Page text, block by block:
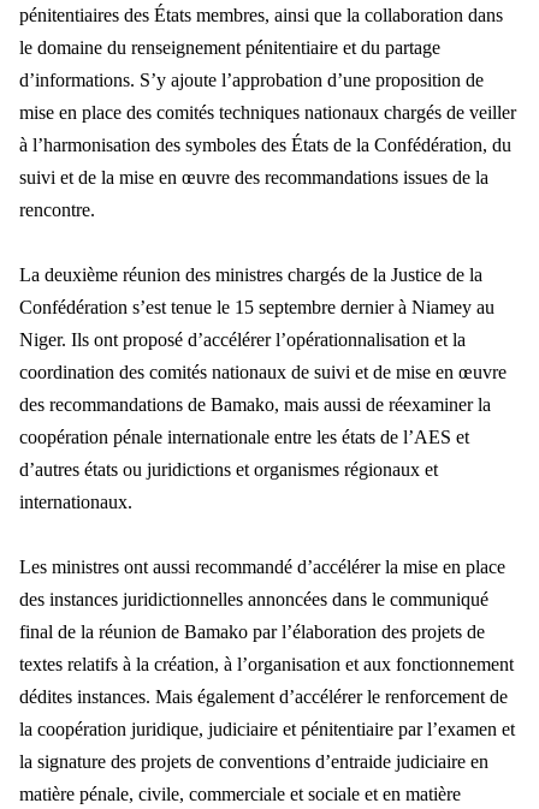
pénitentiaires des États membres, ainsi que la collaboration dans
le domaine du renseignement pénitentiaire et du partage
d’informations. S’y ajoute l’approbation d’une proposition de
mise en place des comités techniques nationaux chargés de veiller
à l’harmonisation des symboles des États de la Confédération, du
suivi et de la mise en œuvre des recommandations issues de la
rencontre.
La deuxième réunion des ministres chargés de la Justice de la
Confédération s’est tenue le 15 septembre dernier à Niamey au
Niger. Ils ont proposé d’accélérer l’opérationnalisation et la
coordination des comités nationaux de suivi et de mise en œuvre
des recommandations de Bamako, mais aussi de réexaminer la
coopération pénale internationale entre les états de l’AES et
d’autres états ou juridictions et organismes régionaux et
internationaux.
Les ministres ont aussi recommandé d’accélérer la mise en place
des instances juridictionnelles annoncées dans le communiqué
final de la réunion de Bamako par l’élaboration des projets de
textes relatifs à la création, à l’organisation et aux fonctionnement
dédites instances. Mais également d’accélérer le renforcement de
la coopération juridique, judiciaire et pénitentiaire par l’examen et
la signature des projets de conventions d’entraide judiciaire en
matière pénale, civile, commerciale et sociale et en matière